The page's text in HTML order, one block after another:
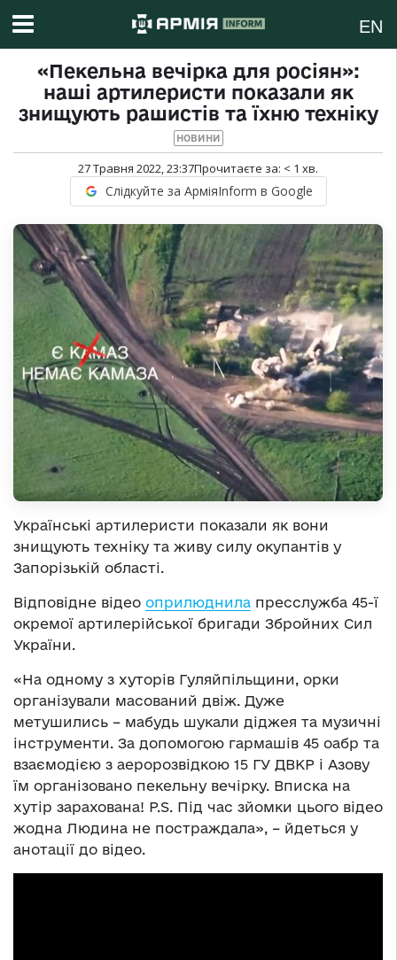
EN
«Пекельна вечірка для росіян»:
наші артилеристи показали як
знищують рашистів та їхню техніку
НОВИНИ
27 Травня 2022, 23:37Прочитаєте за: < 1 хв.
Слідкуйте за АрміяInform в Google
Українські артилеристи показали як вони
знищують техніку та живу силу окупантів у
Запорізькій області.
Відповідне відео оприлюднила пресслужба 45-ї
окремої артилерійської бригади Збройних Сил
України.
«На одному з хуторів Гуляйпільщини, орки
організували масований двіж. Дуже
метушились – мабудь шукали діджея та музичні
інструменти. За допомогою гармашів 45 оабр та
взаємодією з аеророзвідкою 15 ГУ ДВКР і Азову
їм організовано пекельну вечірку. Вписка на
хутір зарахована! P.S. Під час зйомки цього відео
жодна Людина не постраждала», – йдеться у
анотації до відео.